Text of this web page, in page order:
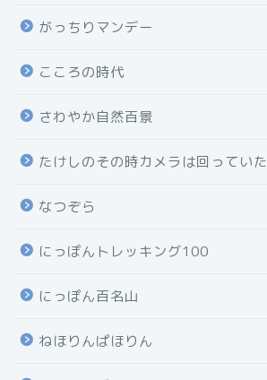
がっちりマンデー
こころの時代
さわやか自然百景
たけしのその時カメラは回っていた
なつぞら
にっぽんトレッキング100
にっぽん百名山
ねほりんぱほりん